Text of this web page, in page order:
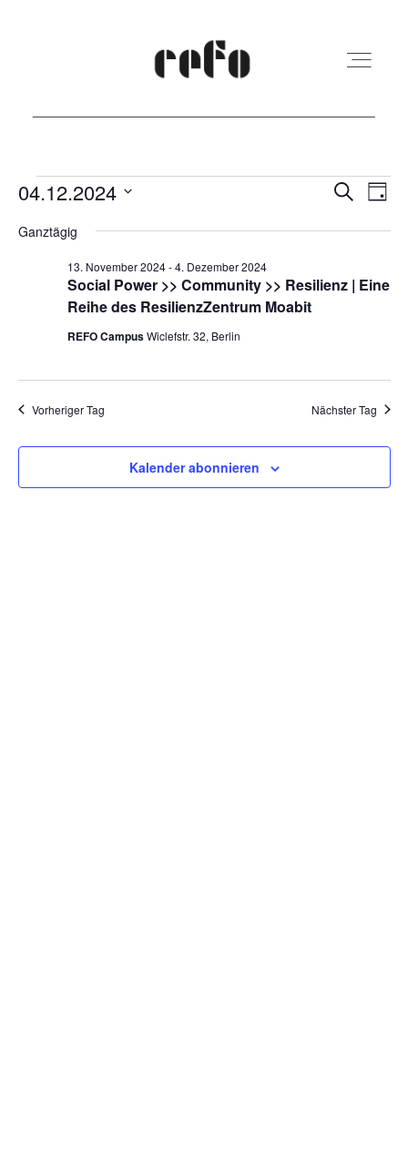
REFO Moabit
Terminkalender
Kita
Veranstaltungen
für
Dezember
2024
Suche
SucheTag
04.12.2024
Ganztägig
Social Power >> Community >> Resilienz | Eine
Reihe des ResilienzZentrum Moabit
13. November 2024-4. Dezember 2024
REFO CampusWiclefstr. 32, Berlin
Vorheriger Tag Nächster Tag
Kalender abonnieren